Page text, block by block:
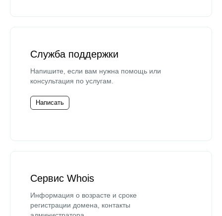
Служба поддержки
Напишите, если вам нужна помощь или
консультация по услугам.
Написать
Сервис Whois
Информация о возрасте и сроке
регистрации домена, контакты